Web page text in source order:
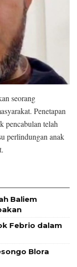
seorang
Penetapan
pencabulan telah
perlindungan anak
Baliem
Febrio dalam
Blora